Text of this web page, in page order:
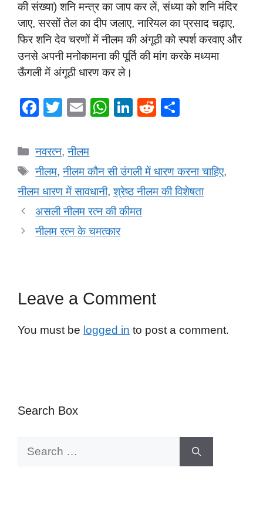
की संख्या) शनि मन्त्र का जाप कर लें, संध्या को शनि मंदिर
जाए, सरसों तेल का दीप जलाए, नारियल का प्रसाद चढ़ाए,
फिर शनि देव चरणों में नीलम की अंगूठी को स्पर्श करवाए और
उनसे अपनी मनोकामना की पूर्ति की मांग करके मध्यमा
ऊँगली में अंगूठी धारण कर ले।
F
c
e
b
o
o
k
T
tt
er
E
ail
W
s
A
p
p
Li
e
dI
n
R
di
t
e
Categories
नवरत्न,नीलम
Tags
नीलम,नीलम कौन सी उंगली में धारण करना चाहिए,
नीलम धारण में सावधानी,श्रेष्ठ नीलम की विशेषता
असली नीलम रत्न की कीमत
नीलम रत्न के चमत्कार
Leave a Comment
You must be logged in to post a comment.
Search Box
Search